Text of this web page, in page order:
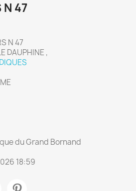
N 47
N 47
DAUPHINE ,
du Grand Bornand
18:59